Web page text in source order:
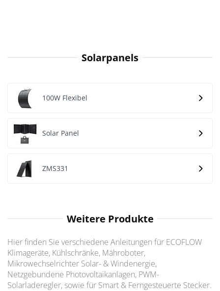
Solarpanels
100W Flexibel
Solar Panel
ZMS331
Weitere Produkte
Hier finden Sie verschiedene Anleitungen für ECOFLOW
Klimageräte, Kühlschränke, Mähroboter,
Mikrowechselrichter Solar- & Windenergie,
Netzgebundene Photovoltaikanlagen, PWM-
Solarladeregler, sowie für Smart & Ferngesteuerte Stecker.